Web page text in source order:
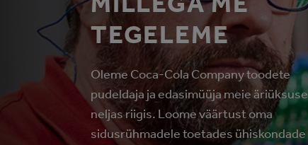
TEGELEME
Oleme Coca-Cola Company toodete
pudeldaja ja edasimüüja meie äriüksuse
neljas riigis. Loome väärtust oma
sidusrühmadele toetades ühiskondade